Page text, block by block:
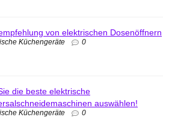
von elektrischen Dosenöffnern
Küchengeräte 0
die beste elektrische
auswählen!
Küchengeräte 0